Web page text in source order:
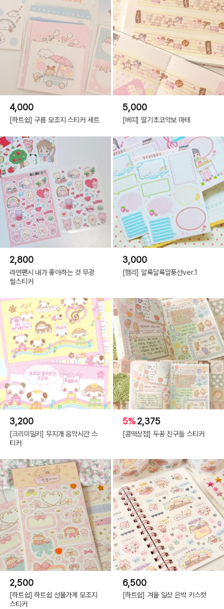
4,000
[하트쉽] 구름 모조지 스티커 세트
5,000
[버띠] 딸기초코악보 마테
2,800
라연팬시 내가 좋아하는 것 무광
씰스티커
3,000
[햄리] 알록달록말풍선ver.1
3,200
[크리미밀키] 무지개 음악시간 스
티커
5%2,375
[콩떡상점] 두꽁 친구들 스티커
2,500
[하트쉽] 하트쉽 선물가게 모조지
스티커
6,500
[하트쉽] 겨울 일상 은박 키스컷